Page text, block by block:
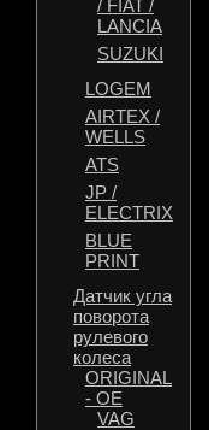
/ FIAT /
LANCIA
SUZUKI
LOGEM
AIRTEX /
WELLS
ATS
JP /
ELECTRIX
BLUE
PRINT
Датчик угла
поворота
рулевого
колеса
ORIGINAL
- OE
VAG